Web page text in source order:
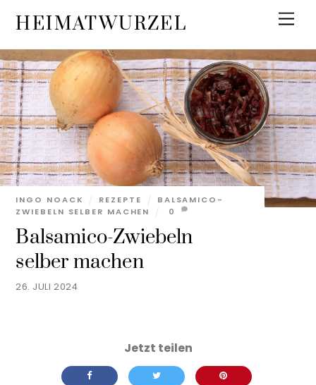
content
HEIMATWURZEL
26. JULI 2024
Balsamico-Zwiebeln
selber machen
INGO NOACK REZEPTE
BALSAMICO-
ZWIEBELN SELBER MACHEN
0